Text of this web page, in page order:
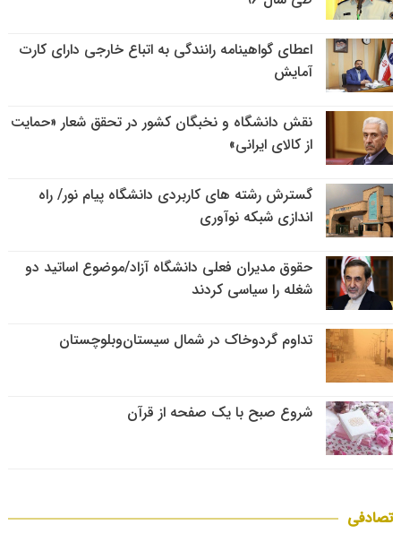
اعطای گواهینامه رانندگی به اتباع خارجی دارای کارت
آمایش
نقش دانشگاه و نخبگان کشور در تحقق شعار «حمایت
از کالای ایرانی»
گسترش رشته های کاربردی دانشگاه پیام نور/ راه
اندازی شبکه نوآوری
حقوق مدیران فعلی دانشگاه آزاد/موضوع اساتید دو
شغله را سیاسی کردند
تداوم گردوخاک در شمال سیستان‌وبلوچستان
شروع صبح با یک صفحه از قرآن
تصادفی